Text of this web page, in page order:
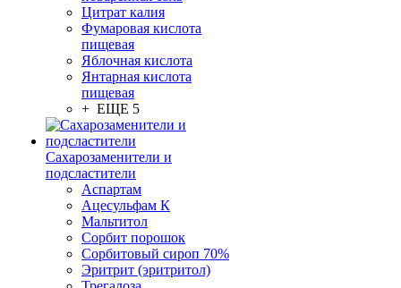
Цитрат калия
Фумаровая кислота
пищевая
Яблочная кислота
Янтарная кислота
пищевая
+ ЕЩЕ 5
Сахарозаменители и
подсластители
Аспартам
Ацесульфам К
Мальтитол
Сорбит порошок
Сорбитовый сироп 70%
Эритрит (эритритол)